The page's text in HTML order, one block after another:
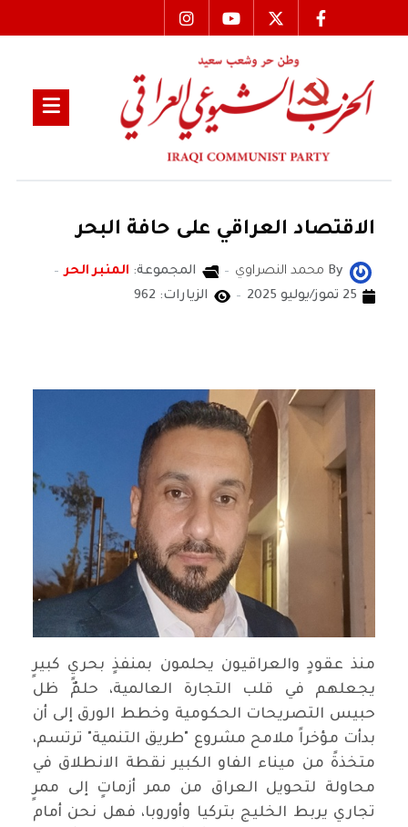
‏الاقتصاد العراقي على حافة البحر
By محمد النصراوي المجموعة: المنبر الحر
25 تموز/يوليو 2025
الزيارات: 962
منذ عقودٍ والعراقيون يحلمون بمنفذٍ بحريٍ كبيرٍ
يجعلهم في قلب التجارة العالمية، حلمٌ ظل
حبيس التصريحات الحكومية وخطط الورق إلى أن
بدأت مؤخراً ملامح مشروع "طريق التنمية" ترتسم،
متخذةً من ميناء الفاو الكبير نقطة الانطلاق في
محاولة لتحويل العراق من ممر أزماتٍ إلى ممرٍ
تجاري يربط الخليج بتركيا وأوروبا، فهل نحن أمام